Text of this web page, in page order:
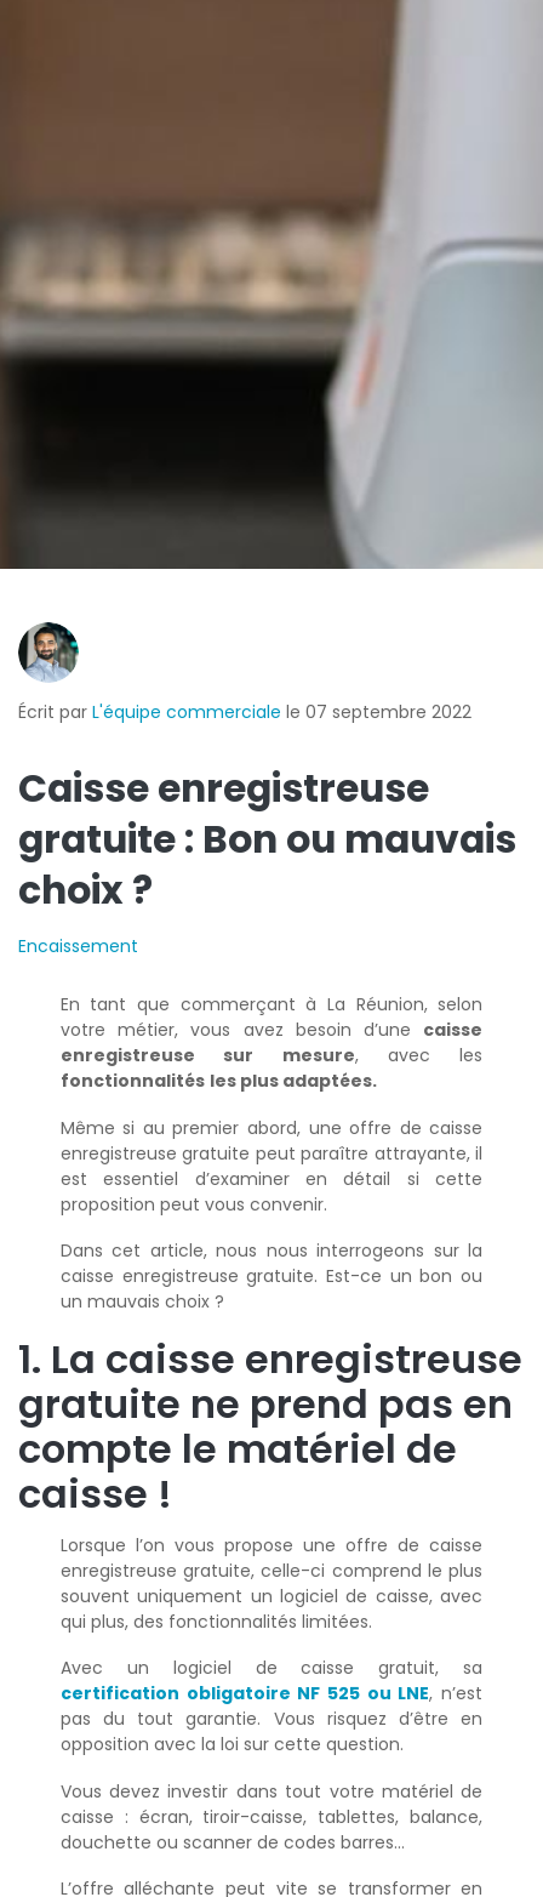
Écrit par L'équipe commerciale le 07 septembre 2022
Caisse enregistreuse
gratuite : Bon ou mauvais
choix ?
Encaissement
En tant que commerçant à La Réunion, selon
votre métier, vous avez besoin d’une caisse
enregistreuse sur mesure, avec les
fonctionnalités les plus adaptées.
Même si au premier abord, une offre de caisse
enregistreuse gratuite peut paraître attrayante, il
est essentiel d’examiner en détail si cette
proposition peut vous convenir.
Dans cet article, nous nous interrogeons sur la
caisse enregistreuse gratuite. Est-ce un bon ou
un mauvais choix ?
1. La caisse enregistreuse
gratuite ne prend pas en
compte le matériel de
caisse !
Lorsque l’on vous propose une offre de caisse
enregistreuse gratuite, celle-ci comprend le plus
souvent uniquement un logiciel de caisse, avec
qui plus, des fonctionnalités limitées.
Avec un logiciel de caisse gratuit, sa
certification obligatoire NF 525 ou LNE, n’est
pas du tout garantie. Vous risquez d’être en
opposition avec la loi sur cette question.
Vous devez investir dans tout votre matériel de
caisse : écran, tiroir-caisse, tablettes, balance,
douchette ou scanner de codes barres…
L’offre alléchante peut vite se transformer en